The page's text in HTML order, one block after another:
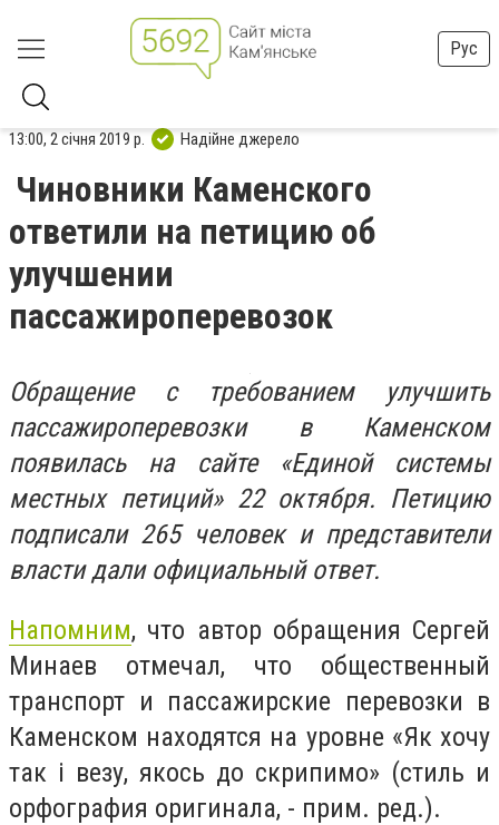
Рус
13:00, 2 січня 2019 р. Надійне джерело
Чиновники Каменского
ответили на петицию об
улучшении
пассажироперевозок
Обращение с требованием улучшить
пассажироперевозки в Каменском
появилась на сайте «Единой системы
местных петиций» 22 октября. Петицию
подписали 265 человек и представители
власти дали официальный ответ.
Напомним, что автор обращения Сергей
Минаев отмечал, что общественный
транспорт и пассажирские перевозки в
Каменском находятся на уровне «Як хочу
так і везу, якось до скрипимо» (стиль и
орфография оригинала, - прим. ред.).